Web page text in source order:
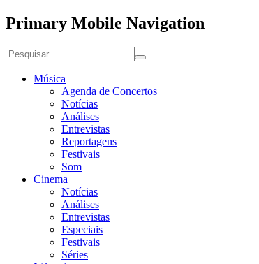
Primary Mobile Navigation
Música
Agenda de Concertos
Notícias
Análises
Entrevistas
Reportagens
Festivais
Som
Cinema
Notícias
Análises
Entrevistas
Especiais
Festivais
Séries